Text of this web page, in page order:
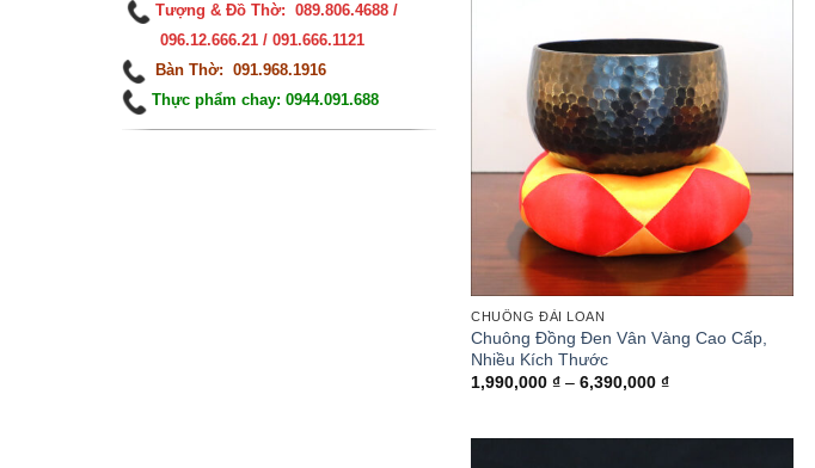
Tượng & Đồ Thờ: 089.806.4688 /
096.12.666.21 / 091.666.1121
Bàn Thờ: 091.968.1916
Thực phẩm chay: 0944.091.688
CHUÔNG ĐÀI LOAN
Chuông Đồng Đen Vân Vàng Cao Cấp,
Nhiều Kích Thước
1,990,000₫ – 6,390,000₫Khoảng